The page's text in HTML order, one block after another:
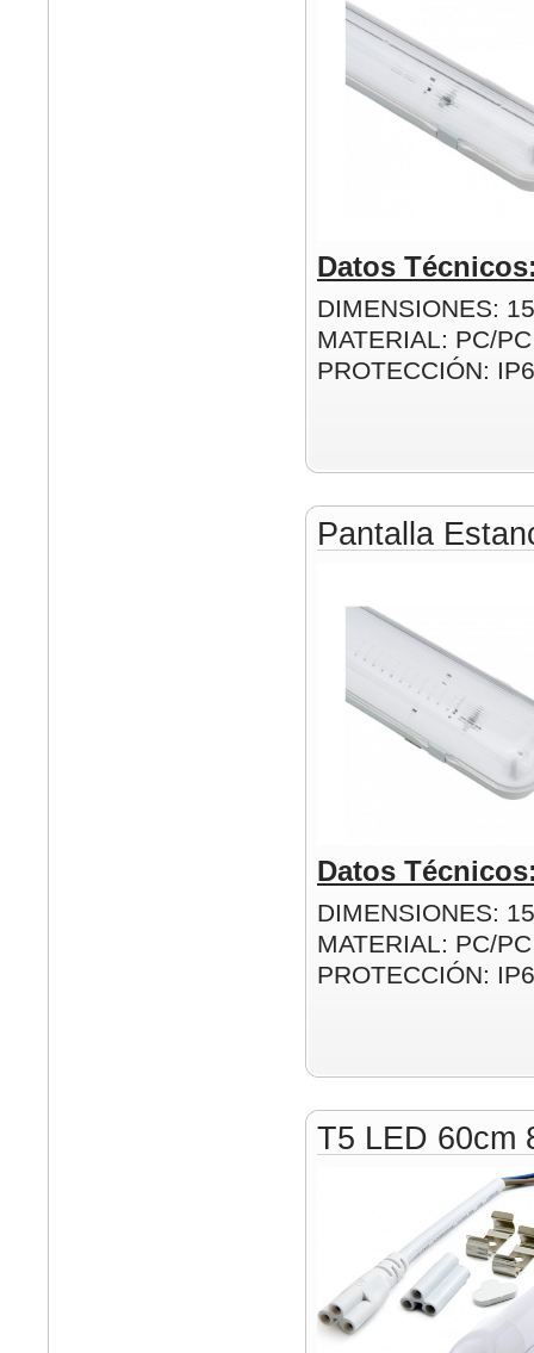
Datos
DIMENSIONES:
MATERIAL: PC/PC
PROTECCIÓN:
Pantalla
Datos
DIMENSIONES:
MATERIAL: PC/PC
PROTECCIÓN:
T5 LED 60cm